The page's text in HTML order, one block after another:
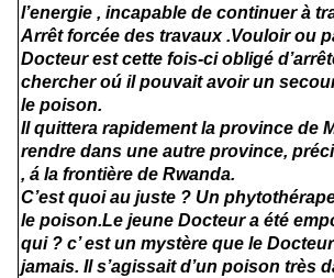
l’energie , incapable de continuer à
Arrêt forcée des travaux .Vouloir ou
Docteur est cette fois-ci obligé
chercher oú il pouvait avoir un
le poison.
Il quittera rapidement la province de
rendre dans une autre province,
, á la frontière de Rwanda.
C’est quoi au juste ? Un
le poison.Le jeune Docteur a été
qui ? c’ est un mystère que le
jamais. Il s’agissait d’un poison très